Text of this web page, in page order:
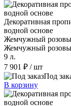
Декоративная
водной основе
Жемчужный
Жемчужный
9 л.
7 901 ₽ / шт
Под
В корзину